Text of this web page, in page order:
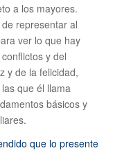
a los mayores.
representar al
ver lo que hay
y del
y de la felicidad,
que él llama
básicos y
que lo presente